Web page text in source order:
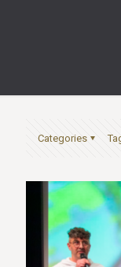
Categories